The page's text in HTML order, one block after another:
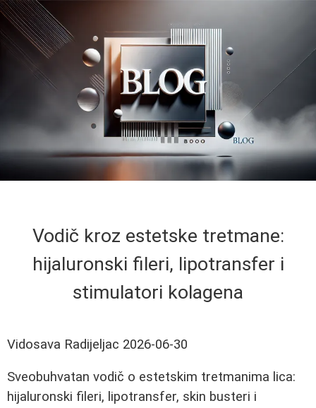
Vodič kroz estetske tretmane:
hijaluronski fileri, lipotransfer i
stimulatori kolagena
Vidosava Radijeljac 2026-06-30
Sveobuhvatan vodič o estetskim tretmanima lica:
hijaluronski fileri, lipotransfer, skin busteri i